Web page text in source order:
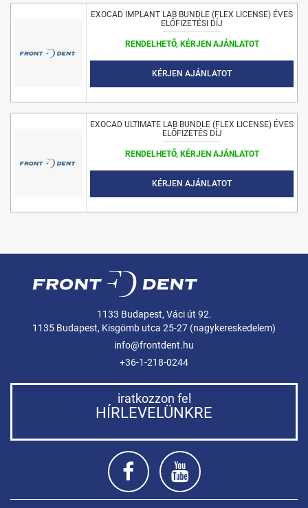
EXOCAD IMPLANT LAB BUNDLE (FLEX LICENSE) ÉVES
ELŐFIZETÉSI DÍJ
RENDELHETŐ, KÉRJEN AJÁNLATOT
KÉRJEN AJÁNLATOT
EXOCAD ULTIMATE LAB BUNDLE (FLEX LICENSE) ÉVES
ELŐFIZETÉS DÍJ
RENDELHETŐ, KÉRJEN AJÁNLATOT
KÉRJEN AJÁNLATOT
1133 Budapest, Váci út 92.
1135 Budapest, Kisgömb utca 25-27 (nagykereskedelem)
info@frontdent.hu
+36-1-218-0244
iratkozzon fel
HÍRLEVELÜNKRE